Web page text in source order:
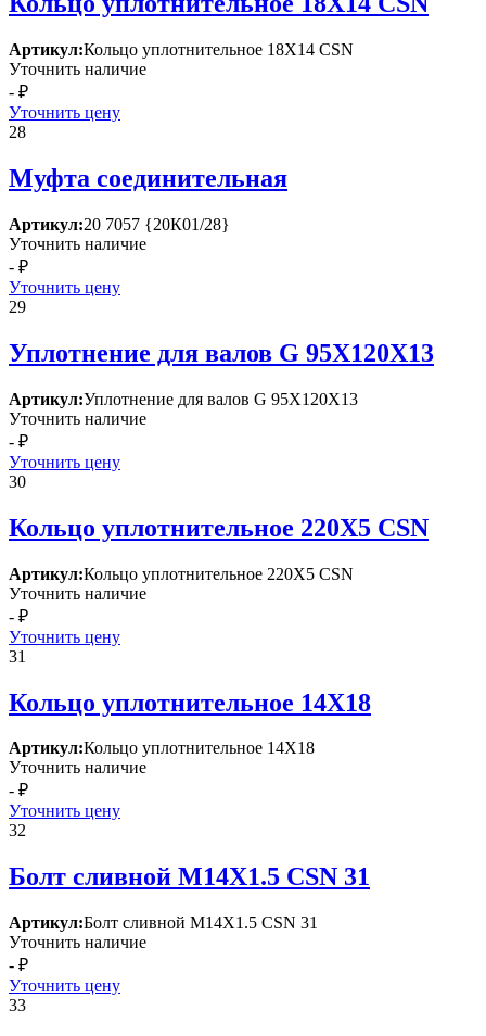
Артикул:Кольцо уплотнительное 18Х14 СSN
Уточнить наличие
- ₽
Уточнить цену
28
Муфта соединительная
Артикул:20 7057 {20К01/28}
Уточнить наличие
- ₽
Уточнить цену
29
Уплотнение для валов G 95Х120Х13
Артикул:Уплотнение для валов G 95Х120Х13
Уточнить наличие
- ₽
Уточнить цену
30
Кольцо уплотнительное 220Х5 СSN
Артикул:Кольцо уплотнительное 220Х5 СSN
Уточнить наличие
- ₽
Уточнить цену
31
Кольцо уплотнительное 14Х18
Артикул:Кольцо уплотнительное 14Х18
Уточнить наличие
- ₽
Уточнить цену
32
Болт сливной М14Х1.5 СSN 31
Артикул:Болт сливной М14Х1.5 СSN 31
Уточнить наличие
- ₽
Уточнить цену
33